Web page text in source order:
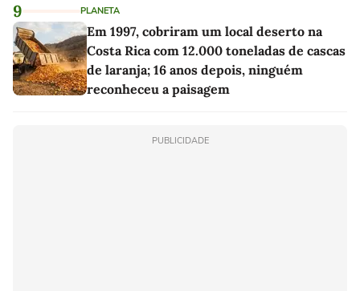
9 PLANETA
Em 1997, cobriram um local deserto na
Costa Rica com 12.000 toneladas de cascas
de laranja; 16 anos depois, ninguém
reconheceu a paisagem
PUBLICIDADE